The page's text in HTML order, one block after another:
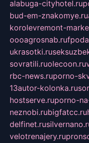
alabuga-cityhotel.ru
bud-em-znakomye.ru
korolevremont-
oooagrosnab.ru
ukrasotki.ru
sovratili.ruolecoon.ru
rbc-news.ruporno-
13autor-kolonka.ru
hostserve.ruporno-
neznobi.rubigfatcc.ru
delfinet.ru
velotrenajery.ru